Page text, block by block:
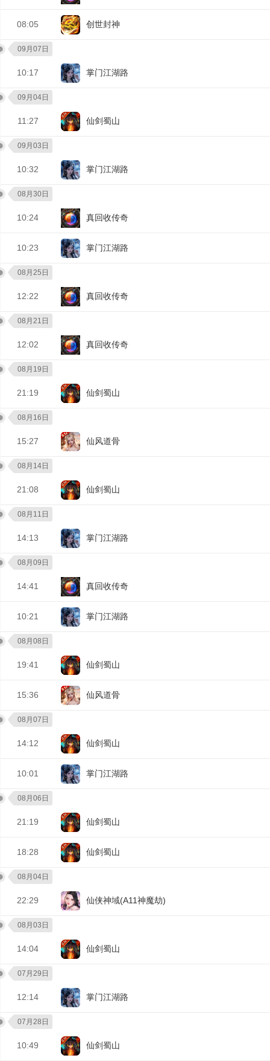
08:05 创世封神
09月07日
10:17 掌门江湖路
09月04日
11:27 仙剑蜀山
09月03日
10:32 掌门江湖路
08月30日
10:24 真回收传奇
10:23 掌门江湖路
08月25日
12:22 真回收传奇
08月21日
12:02 真回收传奇
08月19日
21:19 仙剑蜀山
08月16日
15:27 仙风道骨
08月14日
21:08 仙剑蜀山
08月11日
14:13 掌门江湖路
08月09日
14:41 真回收传奇
10:21 掌门江湖路
08月08日
19:41 仙剑蜀山
15:36 仙风道骨
08月07日
14:12 仙剑蜀山
10:01 掌门江湖路
08月06日
21:19 仙剑蜀山
18:28 仙剑蜀山
08月04日
22:29 仙侠神域(A11神魔劫)
08月03日
14:04 仙剑蜀山
07月29日
12:14 掌门江湖路
07月28日
10:49 仙剑蜀山